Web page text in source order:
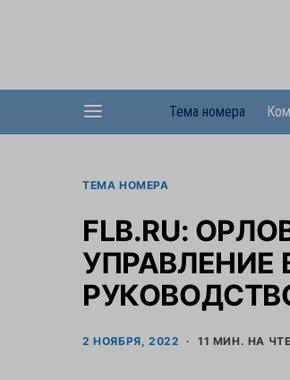
Тема номера
ТЕМА НОМЕРА
FLB.RU:
УПРАВЛЕНИЕ
2 НОЯБРЯ, 2022 11 МИН. НА